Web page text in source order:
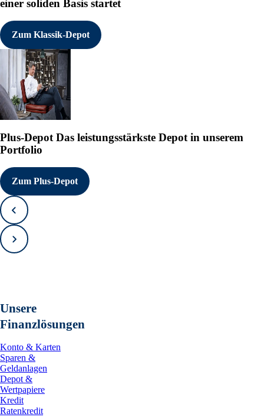
einer soliden Basis startet
Zum Klassik-Depot
Plus-Depot Das leistungsstärkste Depot in unserem
Portfolio
Zum Plus-Depot
Zurück
Vorwärts
Unsere
Finanzlösungen
Konto & Karten
Sparen &
Geldanlagen
Depot &
Wertpapiere
Kredit
Ratenkredit